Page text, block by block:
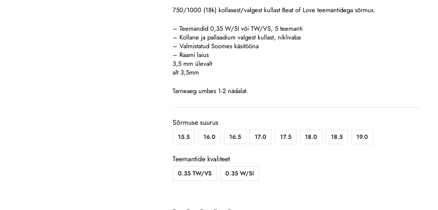
750/1000 (18k) kollasest/valgest kullast Beat of Love teemantidega sõrmus.
– Teemandid 0,35 W/SI või TW/VS, 5 teemanti
– Kollane ja pallaadium valgest kullast, niklivaba
– Valmistatud Soomes käsitööna
– Raami laius
3,5 mm ülevalt
alt 3,5mm
Tarneaeg umbes 1-2 nädalat.
Sõrmuse suurus
15.5 16.0 16.5 17.0 17.5 18.0 18.5 19.0
Teemantide kvaliteet
0.35 TW/VS 0.35 W/SI